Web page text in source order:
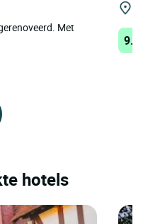
Met
hotels